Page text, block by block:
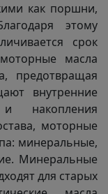
как поршни,
этому
срок
масла
предотвращая
внутренние
накопления
моторные
минеральные,
Минеральные
для старых